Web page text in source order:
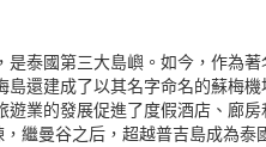
泰國第三大島嶼。如今，作為
還建成了以其名字命名的蘇梅
遊業的發展促進了度假酒店、廊
繼曼谷之后，超越普吉島成為泰